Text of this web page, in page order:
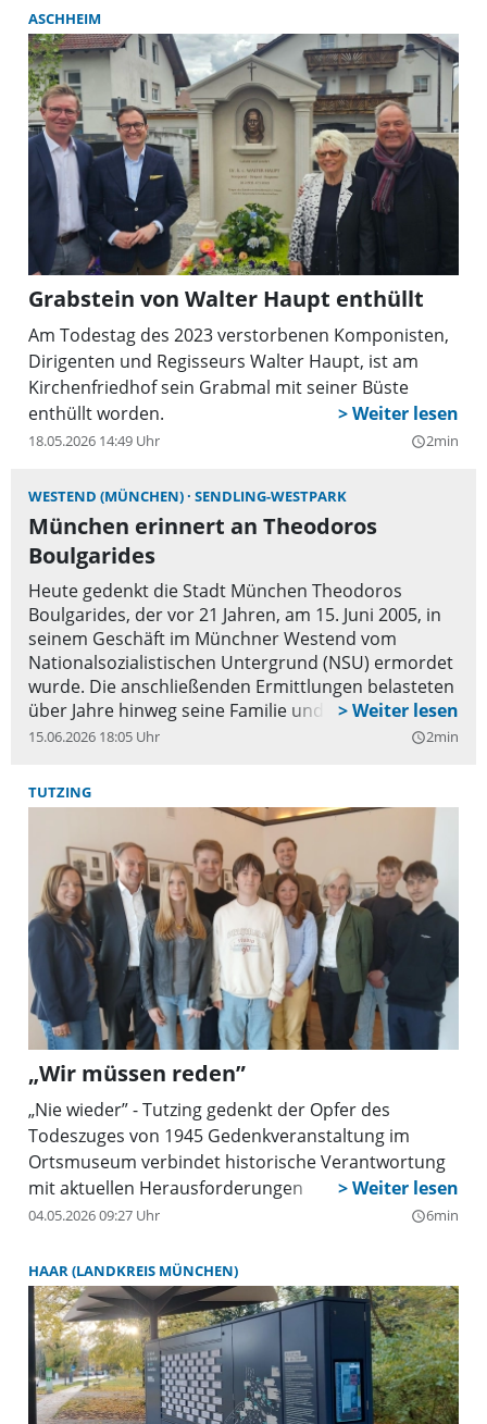
Hanauer Straße 77 eine zentrale
Gedenkveranstaltung statt. Es sprechen
Bundespräsident Frank-Walter Steinmeier,
Landtagspräsidentin Ilse Aigner, Oberbürgermeister
Dominik Krause sowie Hinterbliebene der
Attentatsopfer.
ASCHHEIM
Grabstein von Walter Haupt enthüllt
Am Todestag des 2023 verstorbenen Komponisten,
Dirigenten und Regisseurs Walter Haupt, ist am
Kirchenfriedhof sein Grabmal mit seiner Büste
enthüllt worden.
18.05.2026 14:49 Uhr query_builder2min
WESTEND (MÜNCHEN) SENDLING-WESTPARK
München erinnert an Theodoros
Boulgarides
Heute gedenkt die Stadt München Theodoros
Boulgarides, der vor 21 Jahren, am 15. Juni 2005, in
seinem Geschäft im Münchner Westend vom
Nationalsozialistischen Untergrund (NSU) ermordet
wurde. Die anschließenden Ermittlungen belasteten
über Jahre hinweg seine Familie und sein Umfeld,
bevor 2011 die rechtsterroristischen Hintergründe
Leben und das Unrecht, das ihm und seiner Familie
widerfahren ist, bleibt eine zentrale gesellschaftliche
15.06.2026 18:05 Uhr query_builder2min
TUTZING
„Wir müssen reden”
„Nie wieder” - Tutzing gedenkt der Opfer des
Todeszuges von 1945 Gedenkveranstaltung im
Ortsmuseum verbindet historische Verantwortung
mit aktuellen Herausforderungen
04.05.2026 09:27 Uhr query_builder6min
HAAR (LANDKREIS MÜNCHEN)